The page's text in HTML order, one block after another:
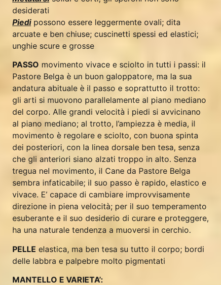
desiderati
Piedipossono essere leggermente ovali; dita
arcuate e ben chiuse; cuscinetti spessi ed elastici;
unghie scure e grosse
PASSO movimento vivace e sciolto in tutti i passi: il
Pastore Belga è un buon galoppatore, ma la sua
andatura abituale è il passo e soprattutto il trotto:
gli arti si muovono parallelamente al piano mediano
del corpo. Alle grandi velocità i piedi si avvicinano
al piano mediano; al trotto, l’ampiezza è media, il
movimento è regolare e sciolto, con buona spinta
dei posteriori, con la linea dorsale ben tesa, senza
che gli anteriori siano alzati troppo in alto. Senza
tregua nel movimento, il Cane da Pastore Belga
sembra infaticabile; il suo passo è rapido, elastico e
vivace. E’ capace di cambiare improvvisamente
direzione in piena velocità; per il suo temperamento
esuberante e il suo desiderio di curare e proteggere,
ha una naturale tendenza a muoversi in cerchio.
PELLE elastica, ma ben tesa su tutto il corpo; bordi
delle labbra e palpebre molto pigmentati
MANTELLO E VARIETA’: